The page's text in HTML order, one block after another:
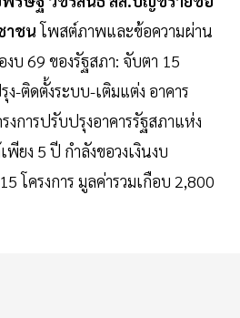
าชนโพสต์ภาพและข้อความผ่าน
บ 69 ของรัฐสภา: จับตา 15
ง-ติดตั้งระบบ-เติมแต่ง อาคาร
งการปรับปรุงอาคารรัฐสภาแห่ง
ยง 5 ปี กำลังขอวงเงินงบ
โครงการ มูลค่ารวมเกือบ 2,800